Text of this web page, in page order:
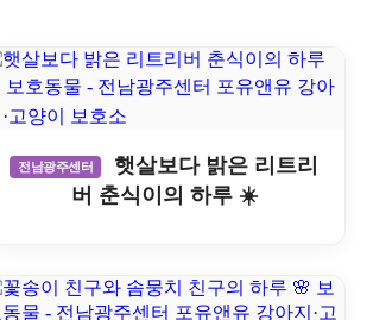
전남광주센터
햇살보다 밝은 리트리
버 춘식이의 하루 ☀️